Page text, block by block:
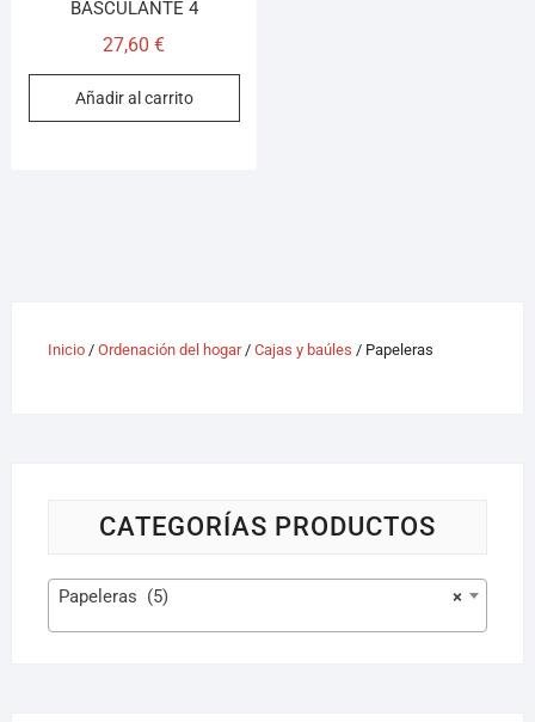
BASCULANTE 4
27,60€
Añadir al carrito
Inicio/ Ordenación del hogar/ Cajas y baúles / Papeleras
CATEGORÍAS PRODUCTOS
×
Papeleras (5)